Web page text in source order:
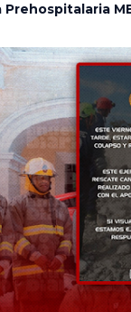
Prehospitalaria